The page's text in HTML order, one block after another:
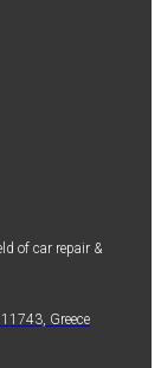
of car repair &
Greece